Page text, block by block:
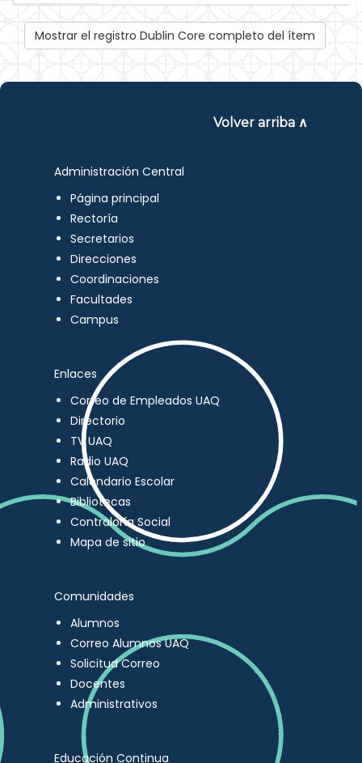
Mostrar el registro Dublin Core completo del ítem
Volver arriba ∧
Administración Central
Página principal
Rectoría
Secretarios
Direcciones
Coordinaciones
Facultades
Campus
Enlaces
Correo de Empleados UAQ
Directorio
TV UAQ
Radio UAQ
Calendario Escolar
Bibliotecas
Contraloría Social
Mapa de sitio
Comunidades
Alumnos
Correo Alumnos UAQ
Solicitud Correo
Docentes
Administrativos
Educación Continua